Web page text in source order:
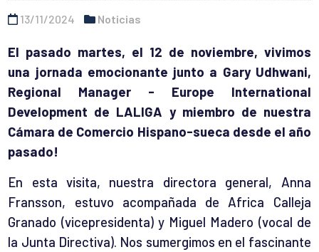
13/11/2024 Noticias
El pasado martes, el 12 de noviembre, vivimos
una jornada emocionante junto a Gary Udhwani,
Regional Manager - Europe International
Development de LALIGA y miembro de nuestra
Cámara de Comercio Hispano-sueca desde el año
pasado!
En esta visita, nuestra directora general,
Anna
Fransson, estuvo acompañada de
Africa Calleja
Granado (vicepresidenta) y Miguel Madero (vocal de
la Junta Directiva). Nos sumergimos en el fascinante